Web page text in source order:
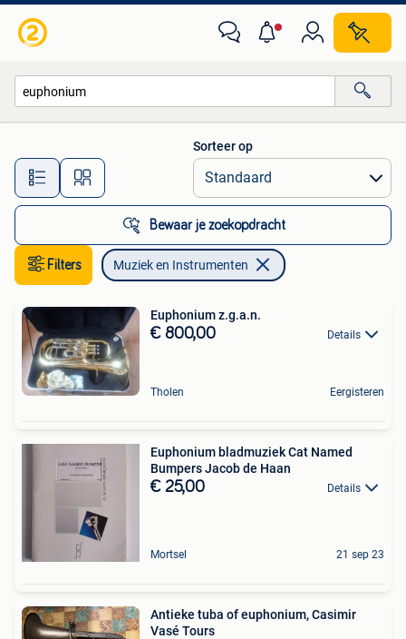
Alle afstanden…
Sorteer op
Bewaar je zoekopdracht
Filters Muziek en Instrumenten
Euphonium z.g.a.n.
€ 800,00 Details
Tholen Eergisteren
Euphonium bladmuziek Cat Named
Bumpers Jacob de Haan
€ 25,00 Details
Mortsel 21 sep 23
Antieke tuba of euphonium, Casimir
Vasé Tours